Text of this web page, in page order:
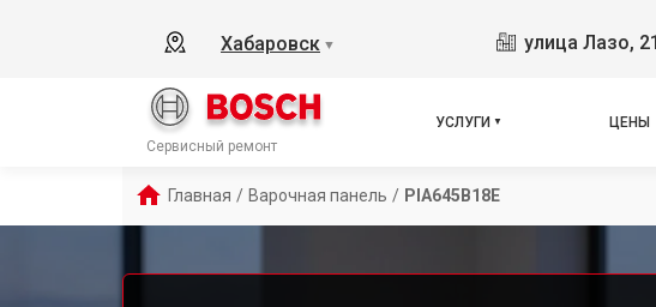
Хабаровск ▼ улица Лазо, 21
Сервисный ремонт
УСЛУГИ ЦЕНЫ
Главная / Варочная панель / PIA645B18E